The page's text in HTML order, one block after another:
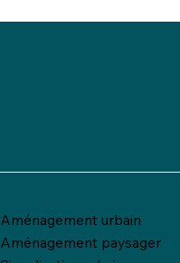
Aménagement urbain
Aménagement paysager